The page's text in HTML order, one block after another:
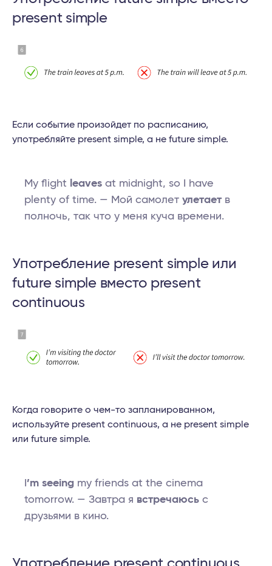
present simple
Если событие произойдет по расписанию,
употребляйте present simple, а не future simple.
My flight leaves at midnight, so I have
plenty of time. — Мой самолет улетает в
полночь, так что у меня куча времени.
Употребление present simple или
future simple вместо present
continuous
Когда говорите о чем-то запланированном,
используйте present continuous, а не present simple
или future simple.
’m seeing my friends at the cinema
tomorrow. — Завтра я встречаюсь с
друзьями в кино.